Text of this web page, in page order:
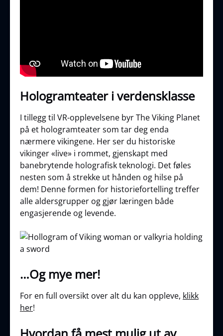
Hologramteater i verdensklasse
I tillegg til VR-opplevelsene byr The Viking Planet
på et hologramteater som tar deg enda
nærmere vikingene. Her ser du historiske
vikinger «live» i rommet, gjenskapt med
banebrytende holografisk teknologi. Det føles
nesten som å strekke ut hånden og hilse på
dem! Denne formen for historiefortelling treffer
alle aldersgrupper og gjør læringen både
engasjerende og levende.
…Og mye mer!
For en full oversikt over alt du kan oppleve, klikk
her!